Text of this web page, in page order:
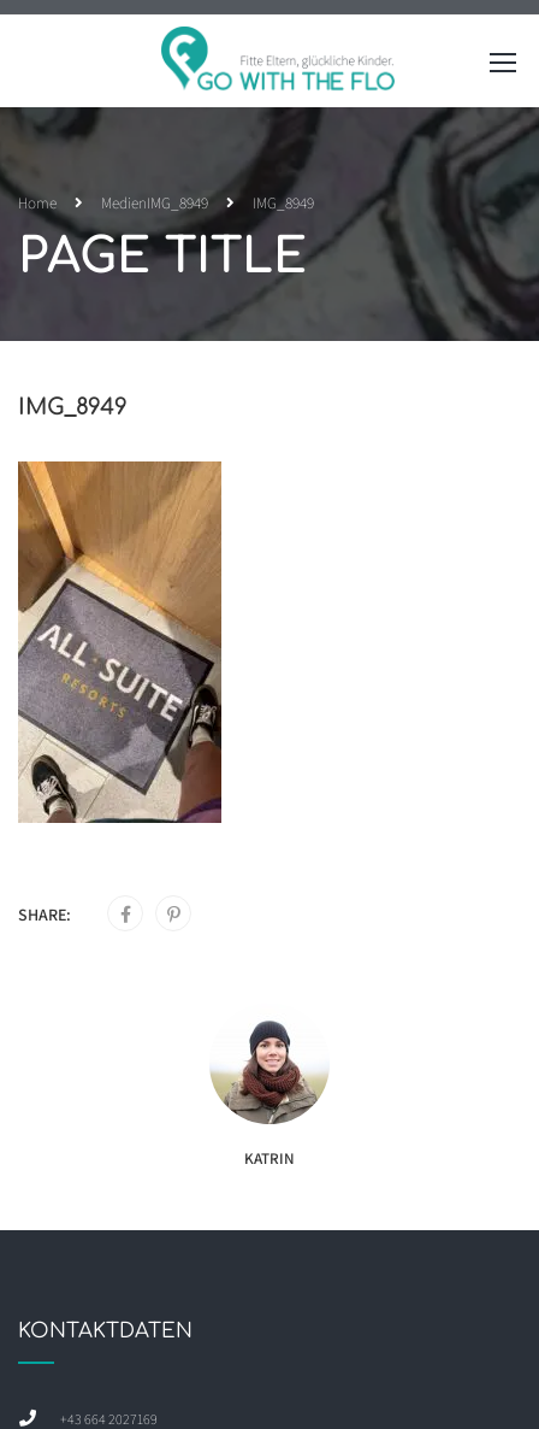
Home MedienIMG_8949 IMG_8949
PAGE TITLE
IMG_8949
SHARE:
KATRIN
KONTAKTDATEN
+43 664 2027169